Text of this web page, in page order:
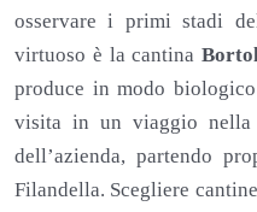
osservare i primi stadi
virtuoso è la cantina
produce in modo
visita in un viaggio
dell’azienda, partendo
Filandella. Scegliere